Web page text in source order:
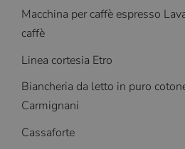
Macchina per caffè espresso
caffè
Linea cortesia Etro
Biancheria da letto in puro
Carmignani
Cassaforte